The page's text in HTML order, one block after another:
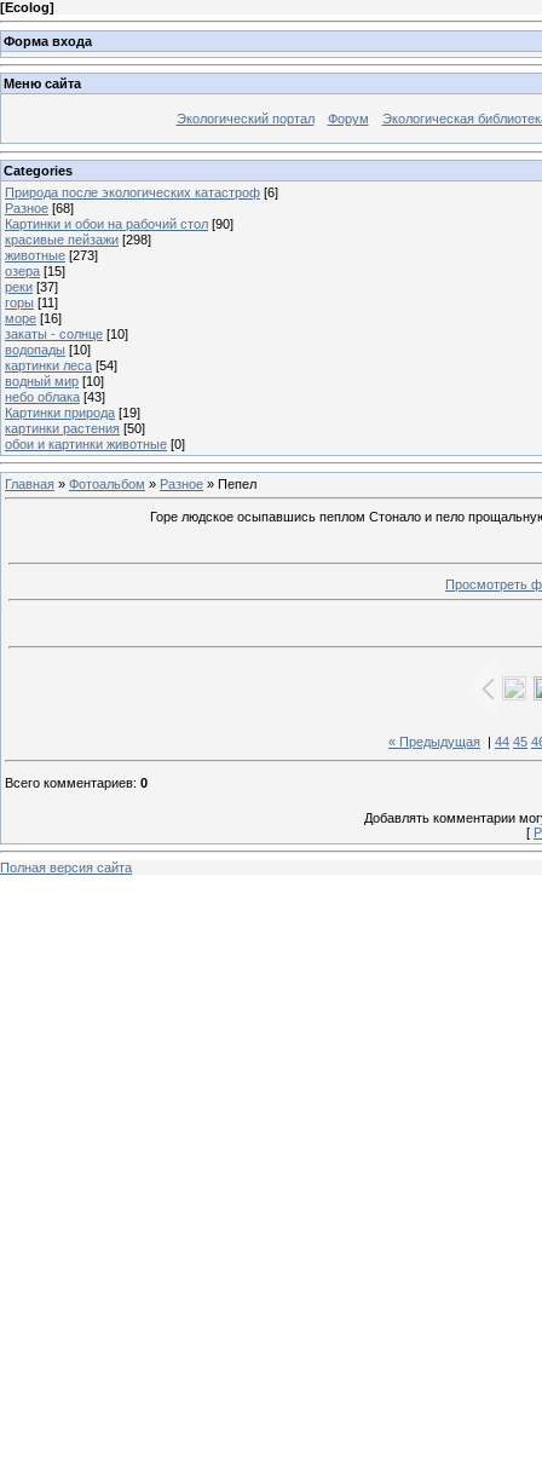
[Ecolog]
Форма входа
Меню сайта
Экологический портал Форум Экологическая
Categories
Природа после экологических катастроф [6]
Разное [68]
Картинки и обои на рабочий стол [90]
красивые пейзажи [298]
животные [273]
озера [15]
реки [37]
горы [11]
море [16]
закаты - солнце [10]
водопады [10]
картинки леса [54]
водный мир [10]
небо облака [43]
Картинки природа [19]
картинки растения [50]
обои и картинки животные [0]
Главная » Фотоальбом » Разное » Пепел
Горе людское осыпавшись пеплом Стонало и пело
Просмотреть
« Предыдущая 44 45
Всего комментариев: 0
Добавлять комментарии
[
Полная версия сайта